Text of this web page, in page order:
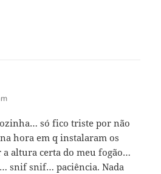
só fico triste por não
hora em q instalaram os
altura certa do meu fogão…
snif snif… paciência. Nada